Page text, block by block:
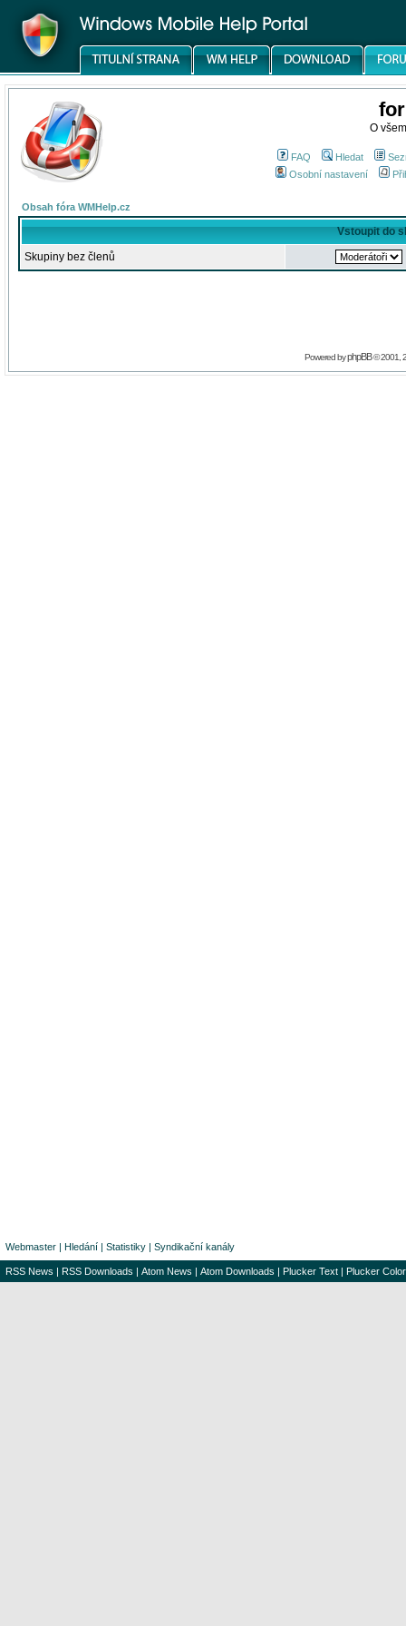
O
FAQ Hledat
Osobní nastavení
Obsah fóra WMHelp.cz
Vstoupit do
Skupiny bez členů
Powered byphpBB© 2001,
Webmaster | Hledání | Statistiky | Syndikační kanály
RSS News | RSS Downloads | Atom News | Atom Downloads | Plucker Text | Plucker Color